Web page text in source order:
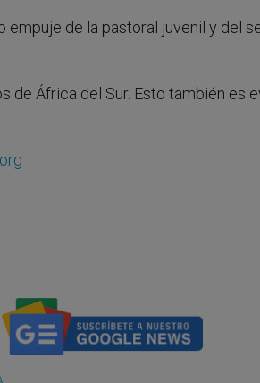
empuje de la pastoral juvenil y del
de África del Sur. Esto también es